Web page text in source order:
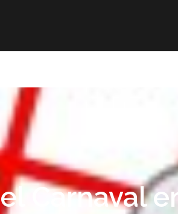
Carnaval